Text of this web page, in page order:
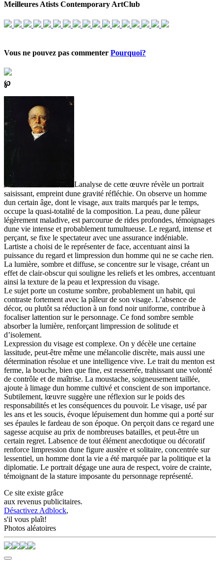
Meilleures Atists Contemporary ArtClub
Vous ne pouvez pas commenter Pourquoi?
℘
Lanalyse de cette œuvre révèle un portrait
saisissant, empreint dune gravité réfléchie. On observe un homme
dun certain âge, dont le visage, aux traits marqués par le temps,
occupe la quasi-totalité de la composition. La peau, dune pâleur
légèrement maladive, est parcourue de rides profondes, témoignages
dune vie intense et probablement tumultueuse. Le regard, intense et
perçant, se fixe le spectateur avec une assurance indéniable.
Lartiste a choisi de le représenter de face, accentuant ainsi la
puissance du regard et limpression dun homme qui ne se cache rien.
La lumière, sombre et diffuse, se concentre sur le visage, créant un
effet de clair-obscur qui souligne les reliefs et les ombres, accentuant
ainsi la texture de la peau et lexpression du visage.
Le sujet porte un costume sombre, probablement un habit, qui
contraste fortement avec la pâleur de son visage. L’absence de
décor, ou plutôt sa réduction à un fond noir uniforme, contribue à
focaliser lattention sur le personnage. Ce fond sombre semble
absorber la lumière, renforçant limpression de solitude et
d’isolement.
Lexpression du visage est complexe. On y décèle une certaine
lassitude, peut-être même une mélancolie discrète, mais aussi une
détermination résolue et une intelligence vive. Le trait du menton est
ferme, la bouche, bien que fine, est resserrée, trahissant une volonté
de contrôle et de maîtrise. La moustache, soigneusement taillée,
ajoute à limage dun homme cultivé et conscient de son importance.
Subtilement, lœuvre suggère une réflexion sur le poids des
responsabilités et les conséquences du pouvoir. Le visage, usé par
les ans et les soucis, évoque lépuisement dun homme qui a porté sur
ses épaules le fardeau de son époque. On perçoit dans ce regard une
sagesse acquise au prix de nombreuses batailles, et peut-être un
certain regret. Labsence de tout élément anecdotique ou décoratif
renforce limpression dune figure austère et solitaire, concentrée sur
lessentiel, un homme dont la vie a été marquée par la politique et la
diplomatie. Le portrait dégage une aura de respect, voire de crainte,
témoignant de la stature imposante du personnage représenté.
Ce site existe grâce
aux revenus publicitaires.
Désactivez Adblock,
s'il vous plaît!
Photos aléatoires